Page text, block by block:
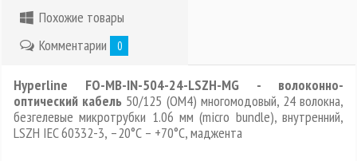
Похожие товары
Комментарии
0
Hyperline FO-MB-IN-504-24-LSZH-MG - волоконно-
оптический кабель 50/125 (OM4) многомодовый, 24 волокна,
безгелевые микротрубки 1.06 мм (micro bundle), внутренний,
LSZH IEC 60332-3, –20°C – +70°C, маджента